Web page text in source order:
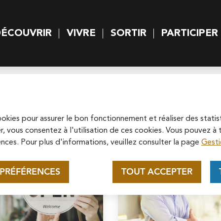
pour assurer le bon fonctionnement et réaliser des
vous consentez à l'utilisation de ces cookies. Vous pouvez
Pour plus d'informations, veuillez consulter la page
TOUT ACCEPTER
Cathédrale Saint-Maclou de
Pontoise
Soutenez la rénovation de la cathédrale
Saint-Maclou en vous connectant sur le
principal VIVRE SORTIR PARTICIPER